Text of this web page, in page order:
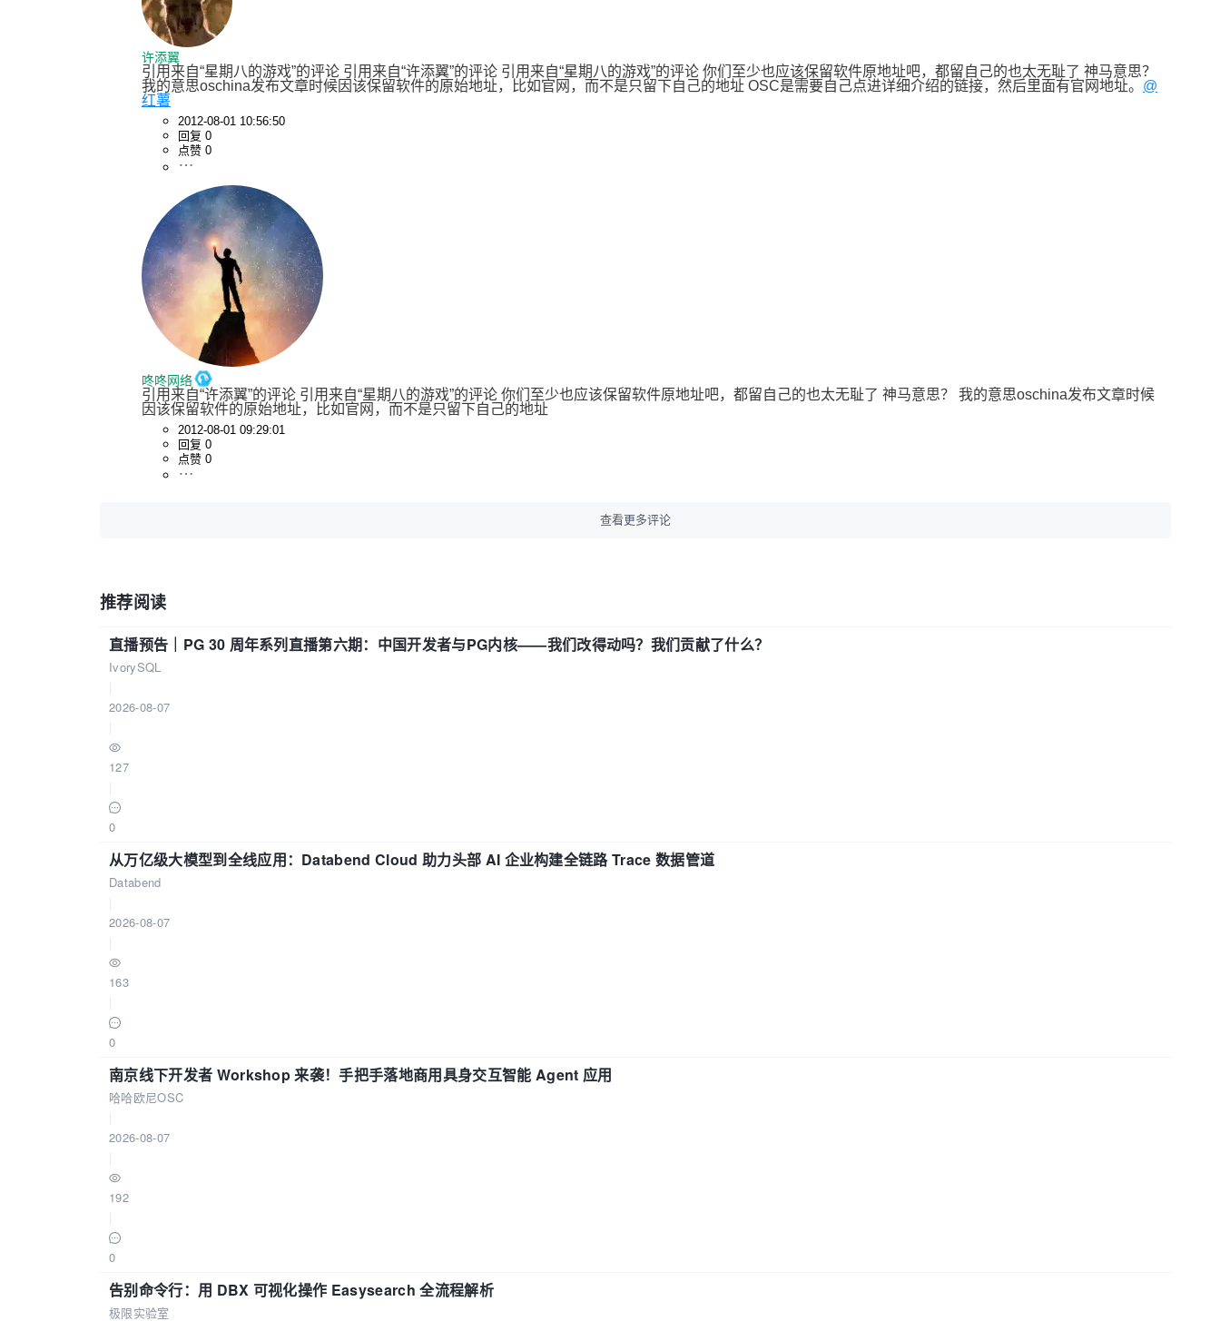
许添翼
引用来自“星期八的游戏”的评论 引用来自“许添翼”的评论 引用来自“星期八的游戏”的评论 你们至少也应该保留软件原地址吧，都留自己的也太无耻了 神马意思？
我的意思oschina发布文章时候因该保留软件的原始地址，比如官网，而不是只留下自己的地址 OSC是需要自己点进详细介绍的链接，然后里面有官网地址。 @
红薯
2012-08-01 10:56:50
回复 0
点赞 0
咚咚网络
引用来自“许添翼”的评论 引用来自“星期八的游戏”的评论 你们至少也应该保留软件原地址吧，都留自己的也太无耻了 神马意思？ 我的意思oschina发布文章时候
因该保留软件的原始地址，比如官网，而不是只留下自己的地址
2012-08-01 09:29:01
回复 0
点赞 0
查看更多评论
推荐阅读
直播预告｜PG 30 周年系列直播第六期：中国开发者与PG内核——我们改得动吗？我们贡献了什么？
IvorySQL
2026-08-07
127
0
从万亿级大模型到全线应用：Databend Cloud 助力头部 AI 企业构建全链路 Trace 数据管道
Databend
2026-08-07
163
0
南京线下开发者 Workshop 来袭！手把手落地商用具身交互智能 Agent 应用
哈哈欧尼OSC
2026-08-07
192
0
告别命令行：用 DBX 可视化操作 Easysearch 全流程解析
极限实验室